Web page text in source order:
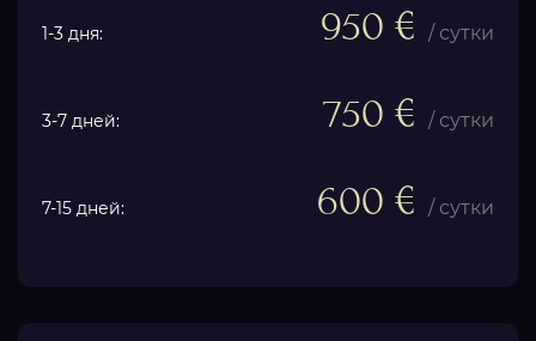
1-3 дня: 950 € / сутки
3-7 дней: 750 € / сутки
7-15 дней: 600 € / сутки